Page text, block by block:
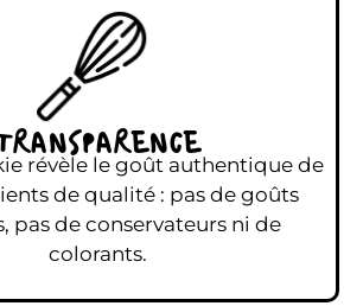
révèle le goût authentique de
de qualité : pas de goûts
pas de conservateurs ni de
colorants.